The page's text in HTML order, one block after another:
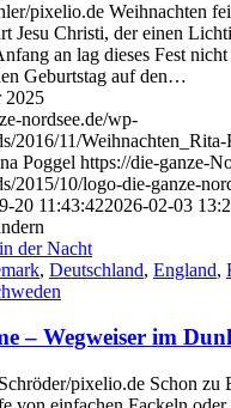
pixelio.de Weihnachten
Jesu Christi, der einen
an lag dieses Fest
Geburtstag auf den…
2025
nordsee.de/wp-
2016/11/
Poggel https://die-ganze-
2015/10/logo-die-ganze-
20 11:43:422026-02-03
, Deutschland, England,
– Wegweiser im
pixelio.de Schon zu